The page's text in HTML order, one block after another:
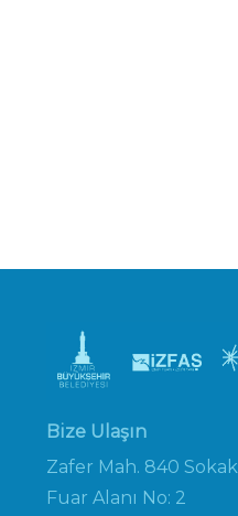
Bize Ulaşın
Zafer Mah. 840 Sokak
Fuar Alanı No: 2